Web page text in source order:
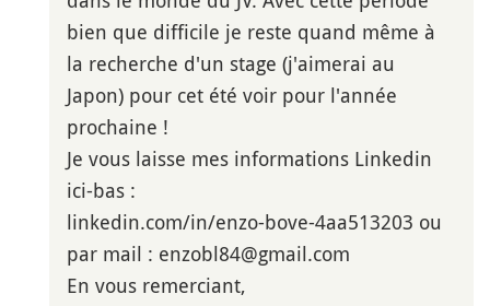
bien que difficile je reste quand même à
la recherche d'un stage (j'aimerai au
Japon) pour cet été voir pour l'année
prochaine !
Je vous laisse mes informations Linkedin
ici-bas :
linkedin.com/in/enzo-bove-4aa513203 ou
par mail : enzobl84@gmail.com
En vous remerciant,